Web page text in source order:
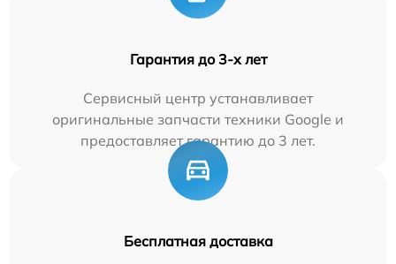
Гарантия до 3-х лет
Сервисный центр устанавливает
оригинальные запчасти техники Google и
предоставляет гарантию до 3 лет.
Бесплатная доставка